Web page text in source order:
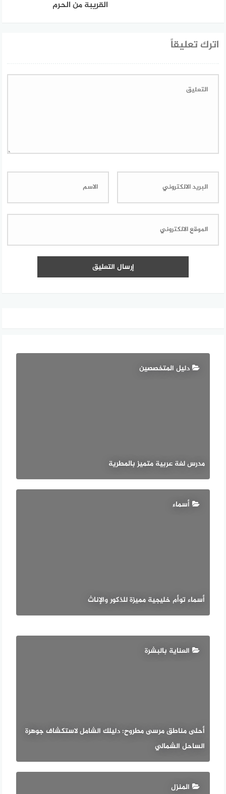
القريبة من الحرم
اترك تعليقاً
دليل المتخصصين
مدرس لغة عربية متميز بالمطرية
أسماء
أسماء توأم خليجية مميزة للذكور والإناث
العناية بالبشرة
أحلى مناطق مرسى مطروح: دليلك الشامل لاستكشاف جوهرة
الساحل الشمالي
المنزل